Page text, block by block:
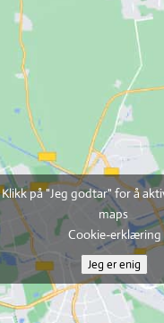
Klikk på "Jeg godtar" for å
maps
Cookie-erklæring
Jeg er enig